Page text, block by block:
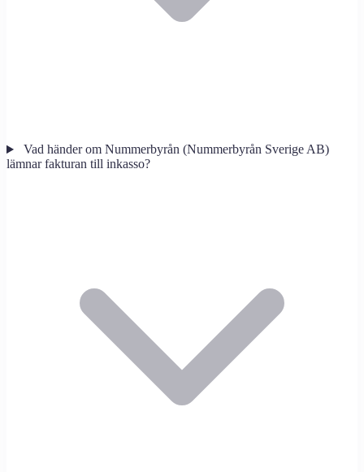
Vad händer om Nummerbyrån (Nummerbyrån Sverige AB)
lämnar fakturan till inkasso?